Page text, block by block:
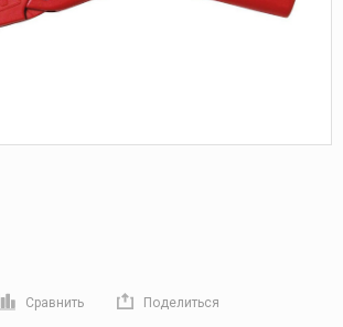
Сравнить Поделиться